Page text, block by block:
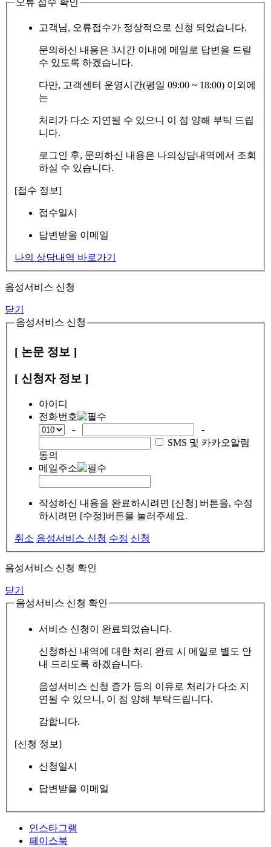
고객님, 오류접수가 정상적으로 신청 되었습니다.
문의하신 내용은 3시간 이내에 메일로 답변을 드릴
수 있도록 하겠습니다.
다만, 고객센터 운영시간(평일 09:00 ~ 18:00) 이외에
는
처리가 다소 지연될 수 있으니 이 점 양해 부탁 드립
니다.
로그인 후, 문의하신 내용은 나의상담내역에서 조회
하실 수 있습니다.
[접수 정보]
접수일시
답변받을 이메일
나의 상담내역 바로가기
음성서비스 신청
닫기
음성서비스 신청
[ 논문 정보 ]
[ 신청자 정보 ]
아이디
전화번호
-
-
SMS 및 카카오알림
동의
메일주소
작성하신 내용을 완료하시려면 [신청] 버튼을, 수정
하시려면 [수정]버튼을 눌러주세요.
취소 음성서비스 신청 수정 신청
음성서비스 신청 확인
닫기
음성서비스 신청 확인
서비스 신청이 완료되었습니다.
신청하신 내역에 대한 처리 완료 시 메일로 별도 안
내 드리도록 하겠습니다.
음성서비스 신청 증가 등의 이유로 처리가 다소 지
연될 수 있으니, 이 점 양해 부탁드립니다.
감합니다.
[신청 정보]
신청일시
답변받을 이메일
인스타그램
페이스북